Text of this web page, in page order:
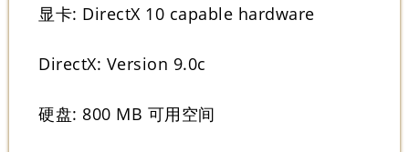
显卡: DirectX 10 capable hardware
DirectX: Version 9.0c
硬盘: 800 MB 可用空间